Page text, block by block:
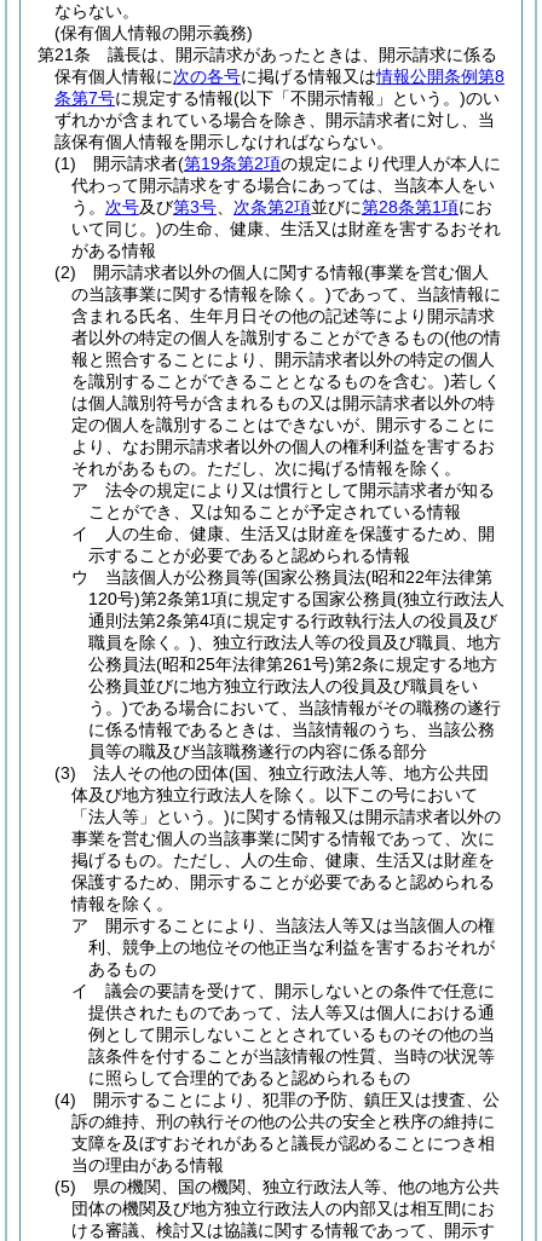
ならない。
(保有個人情報の開示義務)
第21条
議長は、開示請求があったときは、開示請求に係る
保有個人情報に次の各号に掲げる情報又は情報公開条例第8
条第7号に規定する情報(以下「不開示情報」という。)のい
ずれかが含まれている場合を除き、開示請求者に対し、当
該保有個人情報を開示しなければならない。
(1)
開示請求者(第19条第2項の規定により代理人が本人に
代わって開示請求をする場合にあっては、当該本人をい
う。 次号及び第3号 次条第2項並びに第28条第1項にお
いて同じ。)の生命、健康、生活又は財産を害するおそれ
がある情報
(2)
開示請求者以外の個人に関する情報(事業を営む個人
の当該事業に関する情報を除く。)であって、当該情報に
含まれる氏名、生年月日その他の記述等により開示請求
者以外の特定の個人を識別することができるもの(他の情
報と照合することにより、開示請求者以外の特定の個人
を識別することができることとなるものを含む。)若しく
は個人識別符号が含まれるもの又は開示請求者以外の特
定の個人を識別することはできないが、開示することに
より、なお開示請求者以外の個人の権利利益を害するお
それがあるもの。 ただし、次に掲げる情報を除く。
ア
法令の規定により又は慣行として開示請求者が知る
ことができ、又は知ることが予定されている情報
イ
人の生命、健康、生活又は財産を保護するため、開
示することが必要であると認められる情報
ウ
当該個人が公務員等(国家公務員法(昭和22年法律第
120号)第2条第1項に規定する国家公務員(独立行政法人
通則法第2条第4項に規定する行政執行法人の役員及び
職員を除く。) 、独立行政法人等の役員及び職員、地方
公務員法(昭和25年法律第261号)第2条に規定する地方
公務員並びに地方独立行政法人の役員及び職員をい
う。)である場合において、当該情報がその職務の遂行
に係る情報であるときは、当該情報のうち、当該公務
員等の職及び当該職務遂行の内容に係る部分
(3)
法人その他の団体(国、独立行政法人等、地方公共団
体及び地方独立行政法人を除く。以下この号において
「法人等」という。)に関する情報又は開示請求者以外の
事業を営む個人の当該事業に関する情報であって、次に
掲げるもの。 ただし、人の生命、健康、生活又は財産を
保護するため、開示することが必要であると認められる
情報を除く。
ア
開示することにより、当該法人等又は当該個人の権
利、競争上の地位その他正当な利益を害するおそれが
あるもの
イ
議会の要請を受けて、開示しないとの条件で任意に
提供されたものであって、法人等又は個人における通
例として開示しないこととされているものその他の当
該条件を付することが当該情報の性質、当時の状況等
に照らして合理的であると認められるもの
(4)
開示することにより、犯罪の予防、鎮圧又は捜査、公
訴の維持、刑の執行その他の公共の安全と秩序の維持に
支障を及ぼすおそれがあると議長が認めることにつき相
当の理由がある情報
(5)
県の機関、国の機関、独立行政法人等、他の地方公共
団体の機関及び地方独立行政法人の内部又は相互間にお
ける審議、検討又は協議に関する情報であって、開示す